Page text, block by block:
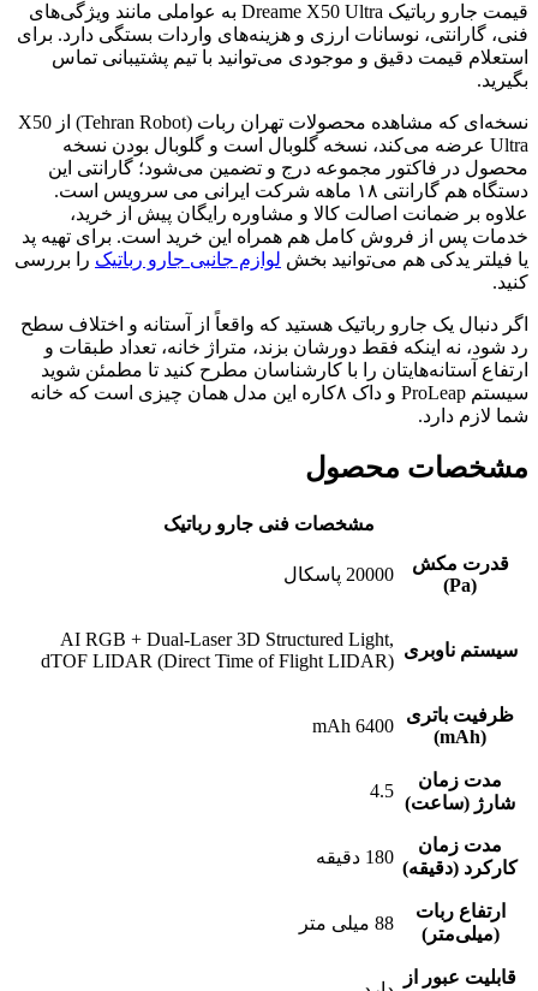
قیمت جارو رباتیک Dreame X50 Ultra به عواملی مانند ویژگی‌های
فنی، گارانتی، نوسانات ارزی و هزینه‌های واردات بستگی دارد. برای
استعلام قیمت دقیق و موجودی می‌توانید با تیم پشتیبانی تماس
بگیرید.
نسخه‌ای که مشاهده محصولات تهران ربات (Tehran Robot) از X50
Ultra عرضه می‌کند، نسخه گلوبال است و گلوبال بودن نسخه
محصول در فاکتور مجموعه درج و تضمین می‌شود؛ گارانتی این
دستگاه هم گارانتی ۱۸ ماهه شرکت ایرانی می سرویس است.
علاوه بر ضمانت اصالت کالا و مشاوره رایگان پیش از خرید،
خدمات پس از فروش کامل هم همراه این خرید است. برای تهیه پد
یا فیلتر یدکی هم می‌توانید بخش لوازم جانبی جارو رباتیک را بررسی
کنید.
اگر دنبال یک جارو رباتیک هستید که واقعاً از آستانه و اختلاف سطح
رد شود، نه اینکه فقط دورشان بزند، متراژ خانه، تعداد طبقات و
ارتفاع آستانه‌هایتان را با کارشناسان مطرح کنید تا مطمئن شوید
سیستم ProLeap و داک ۸کاره این مدل همان چیزی است که خانه
شما لازم دارد.
مشخصات محصول
مشخصات فنی جارو رباتیک
قدرت مکش
(Pa)
20000 پاسکال
سیستم ناوبری
AI RGB + Dual-Laser 3D Structured Light,
dTOF LIDAR (Direct Time of Flight LIDAR)
ظرفیت باتری
(mAh)
6400 mAh
مدت زمان
شارژ (ساعت)
4.5
مدت زمان
کارکرد (دقیقه)
180 دقیقه
ارتفاع ربات
(میلی‌متر)
88 میلی متر
قابلیت عبور از